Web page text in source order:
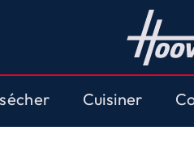
Cuisiner